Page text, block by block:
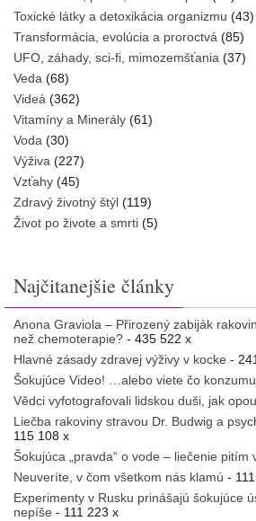
Toxické látky a detoxikácia organizmu (43)
Transformácia, evolúcia a proroctvá (85)
UFO, záhady, sci-fi, mimozemšťania (37)
Veda (68)
Videá (362)
Vitamíny a Minerály (61)
Voda (30)
Výživa (227)
Vzťahy (45)
Zdravý životný štýl (119)
Život po živote a smrti (5)
Najčitanejšie články
Anona Graviola – Přirozený zabiják
než chemoterapie? - 435 522 x
Hlavné zásady zdravej výživy v kocke -
Šokujúce Video! …alebo viete čo
Vědci vyfotografovali lidskou duši, jak
Liečba rakoviny stravou Dr. Budwig a
115 108 x
Šokujúca „pravda“ o vode – liečenie pitím
Neuveríte, v čom všetkom nás klamú -
Experimenty v Rusku prinášajú šokujúce
nepíše - 111 223 x